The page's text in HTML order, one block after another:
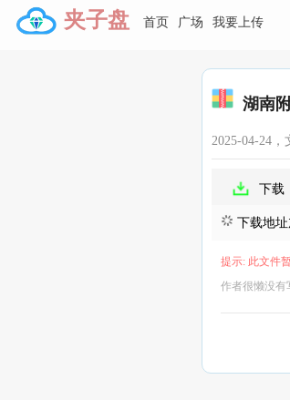
夹子盘 首页 广场 我要上传
湖南
2025-04-24，
下载
下载地
提示: 此文件
作者很懒没有